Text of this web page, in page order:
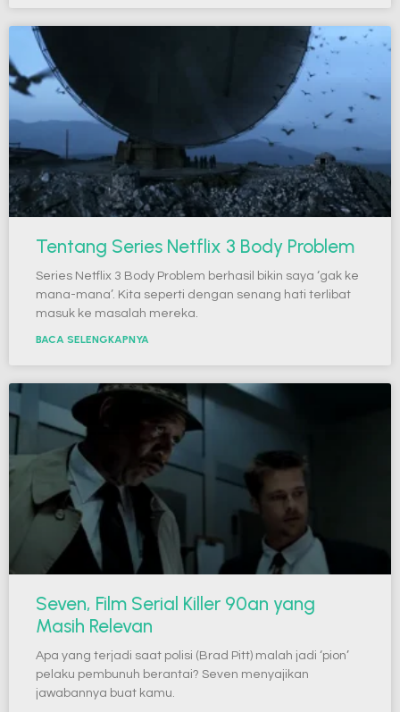
Tentang Series Netflix 3 Body Problem
Series Netflix 3 Body Problem berhasil bikin saya ‘gak ke
mana-mana’. Kita seperti dengan senang hati terlibat
masuk ke masalah mereka.
BACA SELENGKAPNYA
Seven, Film Serial Killer 90an yang
Masih Relevan
Apa yang terjadi saat polisi (Brad Pitt) malah jadi ‘pion’
pelaku pembunuh berantai? Seven menyajikan
jawabannya buat kamu.